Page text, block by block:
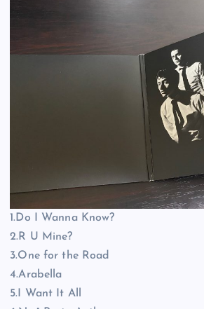
1.Do I Wanna Know?
2.R U Mine?
3.One for the Road
4.Arabella
5.I Want It All